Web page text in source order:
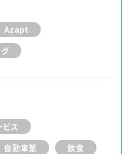
Azapt
ス
自動車業
飲食